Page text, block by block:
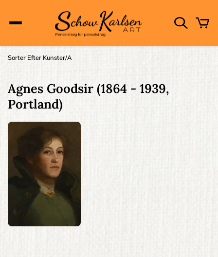
navigation
Brødkrumme
Sorter Efter Kunster A
Agnes Goodsir (1864 - 1939,
Portland)